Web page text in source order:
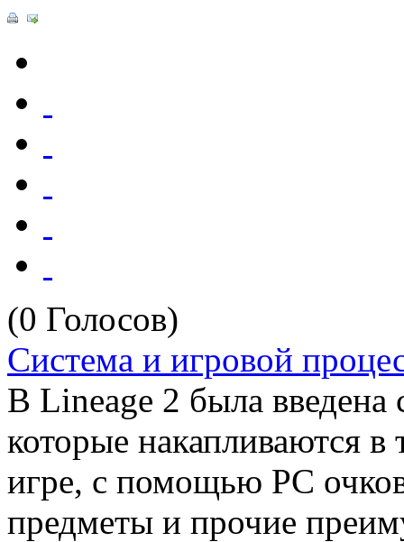
(0 Голосов)
Система и игровой
В Lineage 2 была введена
которые накапливаются
игре, с помощью РС
предметы и прочие